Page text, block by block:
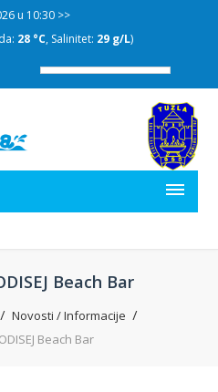
u 10:30 >>
28 °C, Salinitet: 29 g/L)
Beach Bar
Novosti / Informacije
Beach Bar